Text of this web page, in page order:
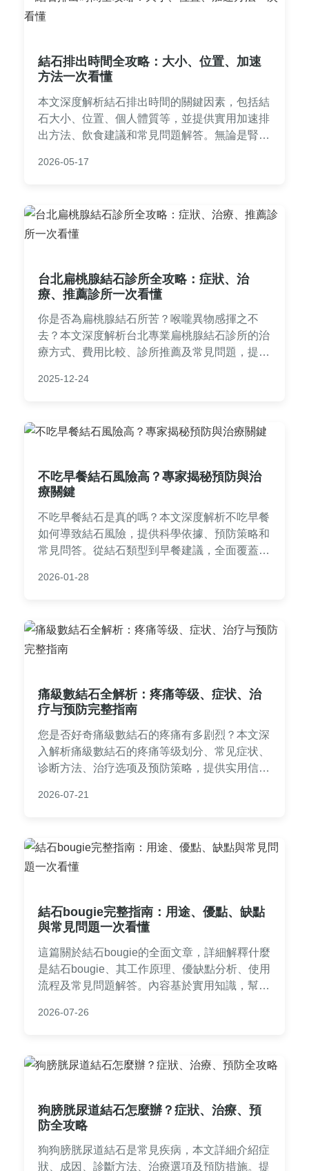
結石排出時間全攻略：大小、位置、加速
方法一次看懂
本文深度解析結石排出時間的關鍵因素，包括結
石大小、位置、個人體質等，並提供實用加速排
出方法、飲食建議和常見問題解答。無論是腎結
然排出結石，減少疼痛和不適。
2026-05-17
台北扁桃腺結石診所全攻略：症狀、治
療、推薦診所一次看懂
你是否為扁桃腺結石所苦？喉嚨異物感揮之不
去？本文深度解析台北專業扁桃腺結石診所的治
療方式、費用比較、診所推薦及常見問題，提供
擾。
2025-12-24
不吃早餐結石風險高？專家揭秘預防與治
療關鍵
不吃早餐結石是真的嗎？本文深度解析不吃早餐
如何導致結石風險，提供科學依據、預防策略和
常見問答。從結石類型到早餐建議，全面覆蓋健
技巧，一次看懂不吃早餐結石的真相。
2026-01-28
痛級數結石全解析：疼痛等级、症状、治
疗与预防完整指南
您是否好奇痛級數結石的疼痛有多剧烈？本文深
入解析痛級數結石的疼痛等级划分、常见症状、
诊断方法、治疗选项及预防策略，提供实用信息
2026-07-21
結石bougie完整指南：用途、優點、缺點
與常見問題一次看懂
這篇關於結石bougie的全面文章，詳細解釋什麼
是結石bougie、其工作原理、優缺點分析、使用
流程及常見問題解答。內容基於實用知識，幫助
用，提供決策所需資訊，避免誤導。
2026-07-26
狗膀胱尿道結石怎麼辦？症狀、治療、預
防全攻略
狗狗膀胱尿道結石是常見疾病，本文詳細介紹症
狀、成因、診斷方法、治療選項及預防措施。提